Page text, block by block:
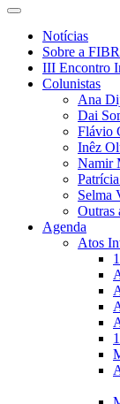
Notícias
Sobre a
III Encontro
Colunistas
Ana
Dai
Flávio
Inêz
Namir
Selma
Outras
Agenda
Atos